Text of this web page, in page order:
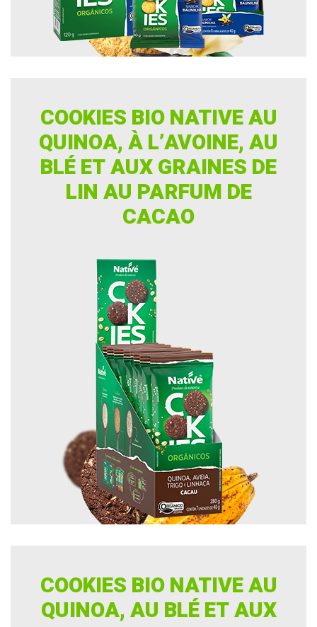
COOKIES BIO NATIVE AU
QUINOA, À L’AVOINE, AU
BLÉ ET AUX GRAINES DE
LIN AU PARFUM DE
CACAO
COOKIES BIO NATIVE AU
QUINOA, AU BLÉ ET AUX